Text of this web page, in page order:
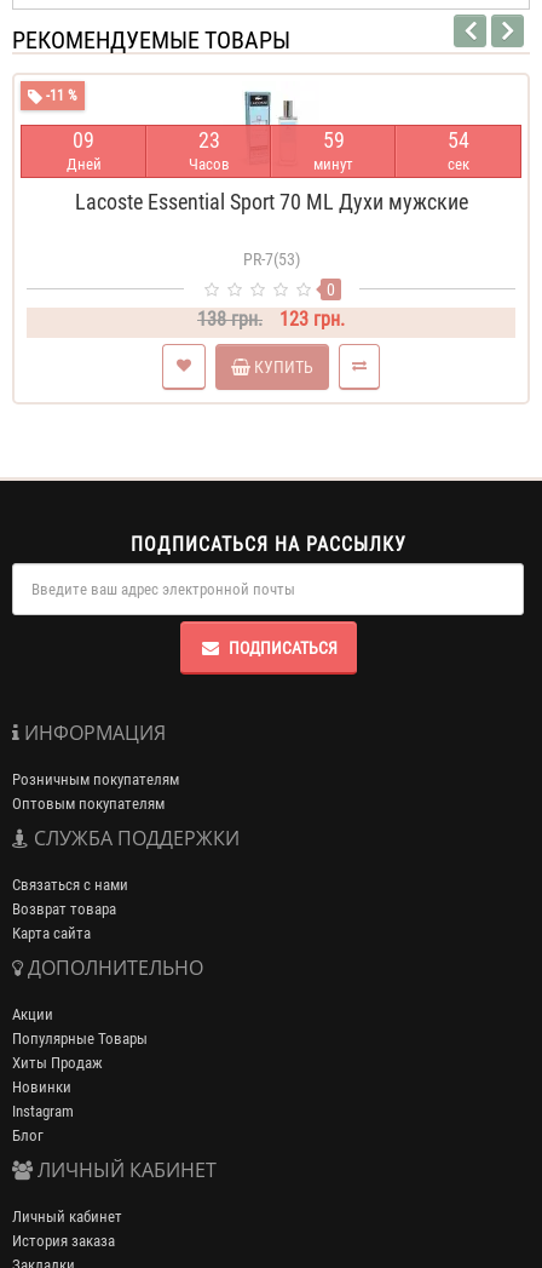
РЕКОМЕНДУЕМЫЕ ТОВАРЫ
-11 %
09
Дней
23
Часов
59
минут
54
сек
Lacoste Essential Sport 70 ML Духи мужские
PR-7(53)
0
138 грн. 123 грн.
КУПИТЬ
ПОДПИСАТЬСЯ НА РАССЫЛКУ
ПОДПИСАТЬСЯ
ИНФОРМАЦИЯ
Розничным покупателям
Оптовым покупателям
СЛУЖБА ПОДДЕРЖКИ
Связаться с нами
Возврат товара
Карта сайта
ДОПОЛНИТЕЛЬНО
Акции
Популярные Товары
Хиты Продаж
Новинки
Instagram
Блог
ЛИЧНЫЙ КАБИНЕТ
Личный кабинет
История заказа